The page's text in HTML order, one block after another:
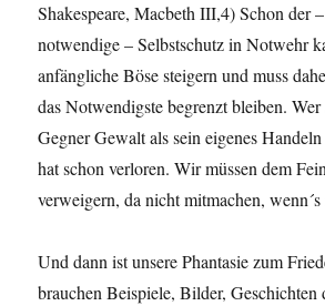
Shakespeare, Macbeth III,4) Schon der
notwendige – Selbstschutz in Notwehr
anfängliche Böse steigern und muss
das Notwendigste begrenzt bleiben.
Gegner Gewalt als sein eigenes
hat schon verloren. Wir müssen dem
verweigern, da nicht mitmachen,
Und dann ist unsere Phantasie zum
brauchen Beispiele, Bilder, Geschichten